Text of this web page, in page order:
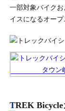
一部対象バイク
イスになるオープ
TREK